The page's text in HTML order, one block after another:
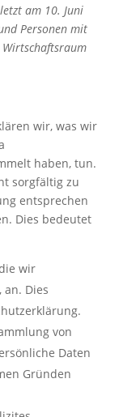
am 10. Juni
Personen mit
wir, was wir
haben, tun.
sorgfältig zu
entsprechen
Dies bedeutet
wir
Dies
von
Daten
Gründen